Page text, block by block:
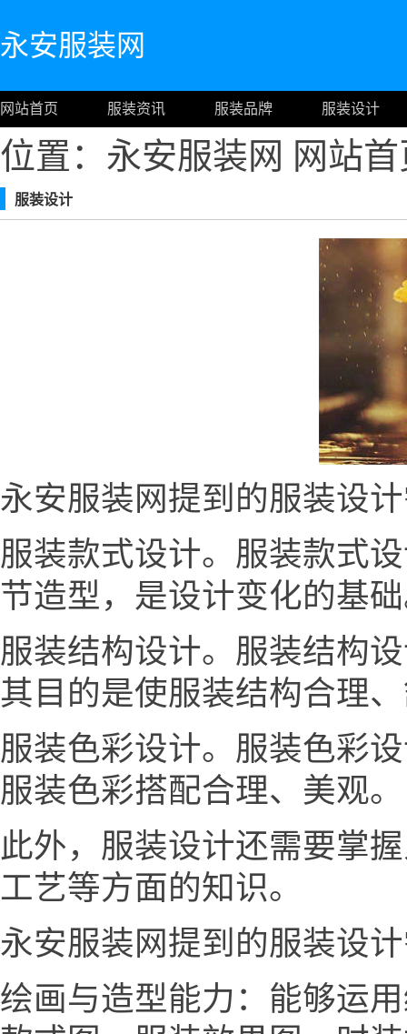
永安服装网
网站首页 服装资讯 服装品牌 服装设计
位置：永安服装网 网站
服装设计
永安服装网提到的服装设
服装款式设计。服装款式
节造型，是设计变化的基
服装结构设计。服装结构
其目的是使服装结构合理
服装色彩设计。服装色彩
服装色彩搭配合理、美观。
此外，服装设计还需要掌
工艺等方面的知识。
永安服装网提到的服装设
绘画与造型能力：能够运